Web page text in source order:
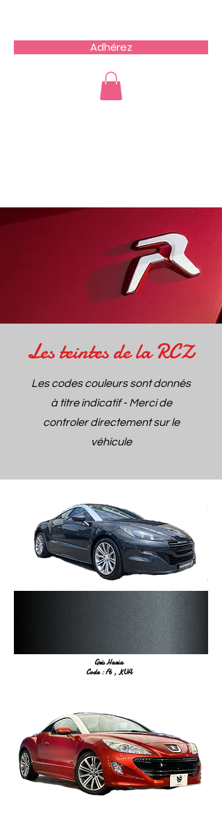
Adhérez
Les teintes de la RCZ
Les codes couleurs sont donnés
à titre indicatif - Merci de
controler directement sur le
véhicule
Gris Haria
Code : F6 , KUA